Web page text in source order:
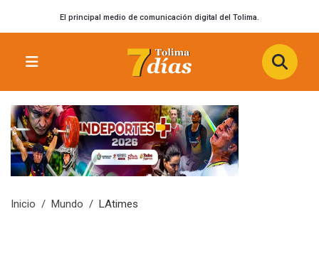
El principal medio de comunicación digital del Tolima.
Inicio Mundo LAtimes